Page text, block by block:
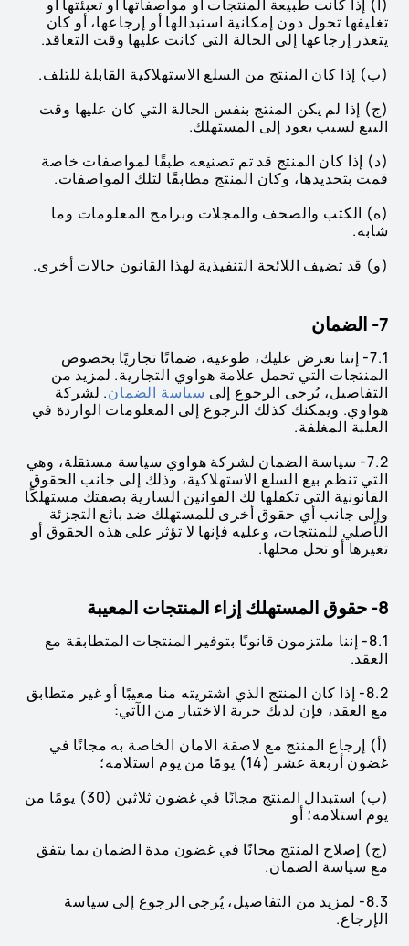
(أ) إذا كانت طبيعة المنتجات أو مواصفاتها أو تعبئتها أو
تغليفها تحول دون إمكانية استبدالها أو إرجاعها، أو كان
يتعذر إرجاعها إلى الحالة التي كانت عليها وقت التعاقد.
(ب) إذا كان المنتج من السلع الاستهلاكية القابلة للتلف.
(ج) إذا لم يكن المنتج بنفس الحالة التي كان عليها وقت
البيع لسبب يعود إلى المستهلك.
(د) إذا كان المنتج قد تم تصنيعه طبقًا لمواصفات خاصة
قمت بتحديدها، وكان المنتج مطابقًا لتلك المواصفات.
(ه) الكتب والصحف والمجلات وبرامج المعلومات وما
شابه.
(و) قد تضيف اللائحة التنفيذية لهذا القانون حالات أخرى.
7- الضمان
7.1- إننا نعرض عليك، طوعية، ضمانًا تجاريًا بخصوص
المنتجات التي تحمل علامة هواوي التجارية. لمزيد من
التفاصيل، يُرجى الرجوع إلى سياسة الضمان. لشركة
هواوي. ويمكنك كذلك الرجوع إلى المعلومات الواردة في
العلبة المغلفة.
7.2- سياسة الضمان لشركة هواوي سياسة مستقلة، وهي
التي تنظم بيع السلع الاستهلاكية، وذلك إلى جانب الحقوق
القانونية التي تكفلها لك القوانين السارية بصفتك مستهلكًا
وإلى جانب أي حقوق أخرى للمستهلك ضد بائع التجزئة
الأصلي للمنتجات، وعليه فإنها لا تؤثر على هذه الحقوق أو
تغيرها أو تحل محلها.
8- حقوق المستهلك إزاء المنتجات المعيبة
8.1- إننا ملتزمون قانونًا بتوفير المنتجات المتطابقة مع
العقد.
8.2- إذا كان المنتج الذي اشتريته منا معيبًا أو غير متطابق
مع العقد، فإن لديك حرية الاختيار من الآتي:
(أ) إرجاع المنتج مع لاصقة الامان الخاصة به مجانًا في
غضون أربعة عشر (14) يومًا من يوم استلامه؛
(ب) استبدال المنتج مجانًا في غضون ثلاثين (30) يومًا من
يوم استلامه؛ أو
(ج) إصلاح المنتج مجانًا في غضون مدة الضمان بما يتفق
مع سياسة الضمان.
8.3- لمزيد من التفاصيل، يُرجى الرجوع إلى سياسة
الإرجاع.